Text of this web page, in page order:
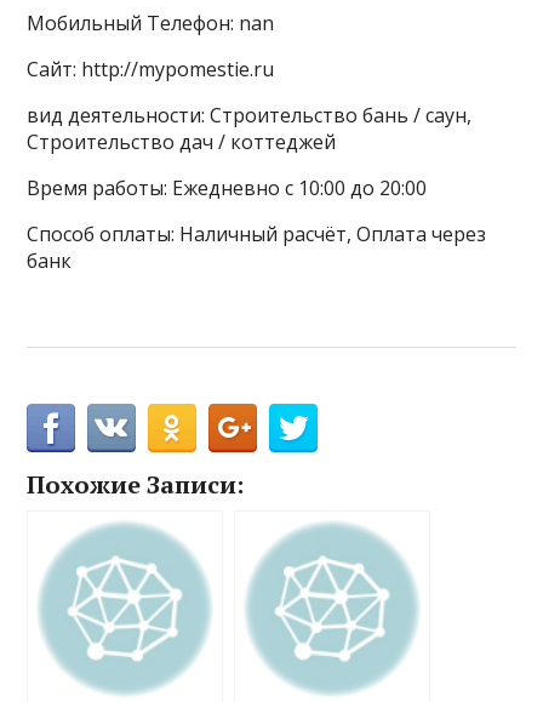
Мобильный Телефон: nan
Сайт: http://mypomestie.ru
вид деятельности: Строительство бань / саун,
Строительство дач / коттеджей
Время работы: Ежедневно с 10:00 до 20:00
Способ оплаты: Наличный расчёт, Оплата через
банк
Похожие Записи: